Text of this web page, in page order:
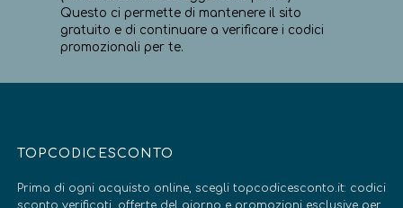
Questo ci permette di mantenere il sito
gratuito e di continuare a verificare i codici
promozionali per te.
TOPCODICESCONTO
Prima di ogni acquisto online, scegli topcodicesconto.it: codici
sconto verificati, offerte del giorno e promozioni esclusive per